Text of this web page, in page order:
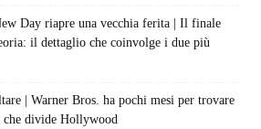
Day riapre una vecchia ferita | Il finale
il dettaglio che coinvolge i due più
| Warner Bros. ha pochi mesi per trovare
divide Hollywood